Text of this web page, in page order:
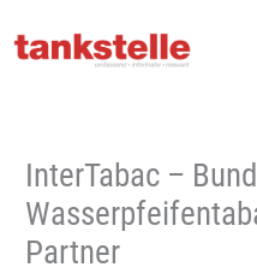
Inhalt
InterTabac –
Partner